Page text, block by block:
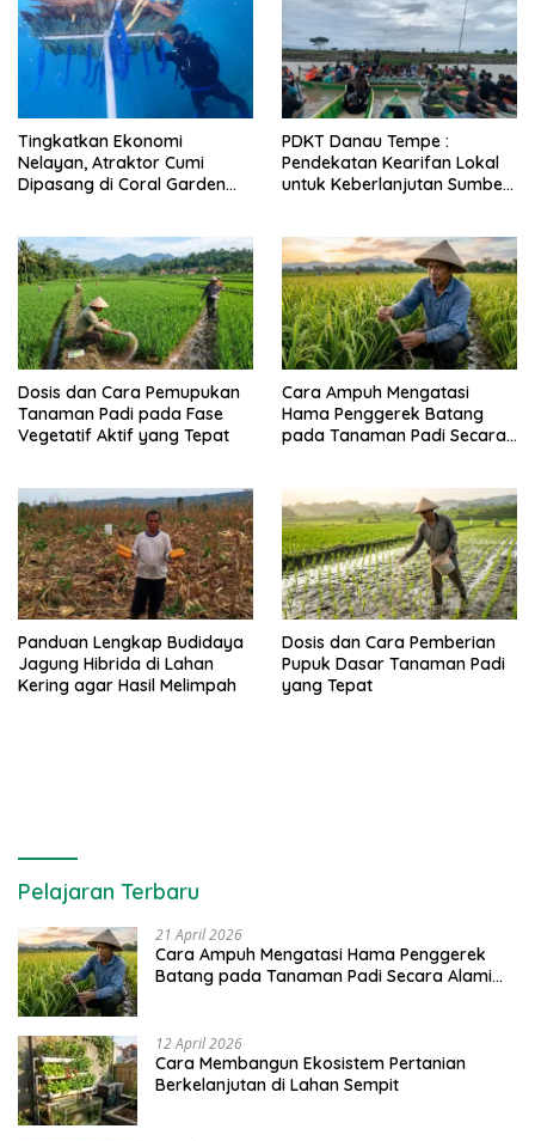
Tingkatkan Ekonomi
Nelayan, Atraktor Cumi
Dipasang di Coral Garden
PDKT Danau Tempe :
Pendekatan Kearifan Lokal
untuk Keberlanjutan Sumber
Dosis dan Cara Pemupukan
Tanaman Padi pada Fase
Vegetatif Aktif yang Tepat
Cara Ampuh Mengatasi
Hama Penggerek Batang
pada Tanaman Padi Secara
Panduan Lengkap Budidaya
Jagung Hibrida di Lahan
Kering agar Hasil Melimpah
Dosis dan Cara Pemberian
Pupuk Dasar Tanaman Padi
yang Tepat
Pelajaran Terbaru
21 April 2026
Cara Ampuh Mengatasi Hama Penggerek
Batang pada Tanaman Padi Secara Alami
12 April 2026
Cara Membangun Ekosistem Pertanian
Berkelanjutan di Lahan Sempit